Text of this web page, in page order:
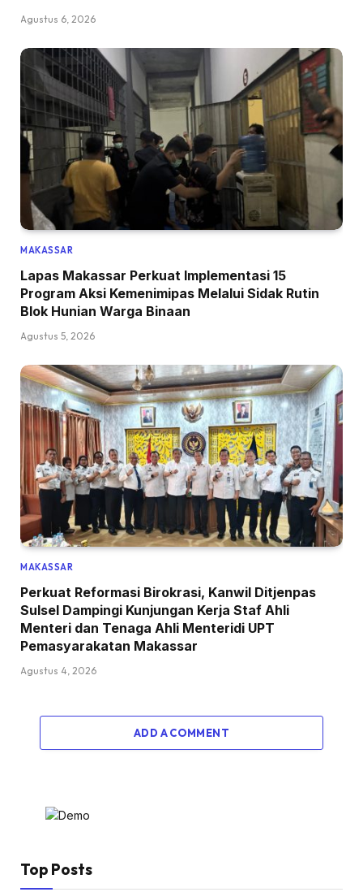
Agustus 6, 2026
MAKASSAR
Lapas Makassar Perkuat Implementasi 15
Program Aksi Kemenimipas Melalui Sidak Rutin
Blok Hunian Warga Binaan
Agustus 5, 2026
MAKASSAR
Perkuat Reformasi Birokrasi, Kanwil Ditjenpas
Sulsel Dampingi Kunjungan Kerja Staf Ahli
Menteri dan Tenaga Ahli Menteridi UPT
Pemasyarakatan Makassar
Agustus 4, 2026
ADD A COMMENT
Top Posts